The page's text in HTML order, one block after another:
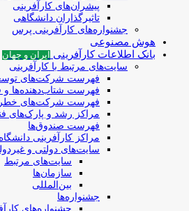
پیشران‌های کارآفرینی
تاثیرگذاران دانشگاهی
جشنواره‌های کارآفرینی‌ پرس
هوش مصنوعی
بانک اطلاعات کارآفرینی
ایران و جهان
سایت‌های مرتبط با کارآفرینی
فهرست شرکت‌های‌‌
فهرست شتاب‌دهنده‌ها‌ و
فهرست شرکت‌های
مراکز رشد و پارک‌های
فهرست صندوق‌ها
مراکز کارآفرینی
سایت‌های دولتی و
سایت‌های مرتبط
سازمان‌ها
بین‌المللی
جشنواره‌ها
جشنواره‌های